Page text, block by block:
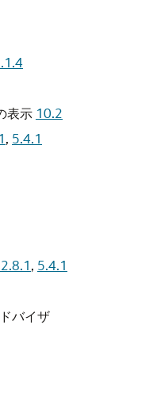
表示 10.2
, 5.4.1
, 5.4.1
バイザ